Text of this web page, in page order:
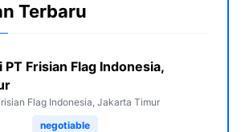
Terbaru
Frisian Flag Indonesia,
Flag Indonesia, Jakarta Timur
negotiable